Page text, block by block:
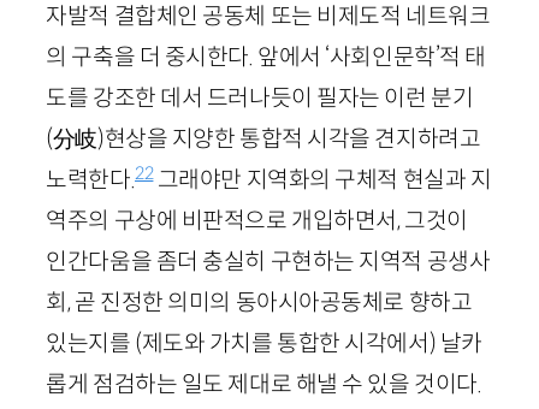
자발적 결합체인 공동체 또는 비제도적 네트워크
의 구축을 더 중시한다. 앞에서 ‘사회인문학’적 태
도를 강조한 데서 드러나듯이 필자는 이런 분기
(分岐)현상을 지양한 통합적 시각을 견지하려고
노력한다.22그래야만 지역화의 구체적 현실과 지
역주의 구상에 비판적으로 개입하면서, 그것이
인간다움을 좀더 충실히 구현하는 지역적 공생사
회, 곧 진정한 의미의 동아시아공동체로 향하고
있는지를 (제도와 가치를 통합한 시각에서) 날카
롭게 점검하는 일도 제대로 해낼 수 있을 것이다.